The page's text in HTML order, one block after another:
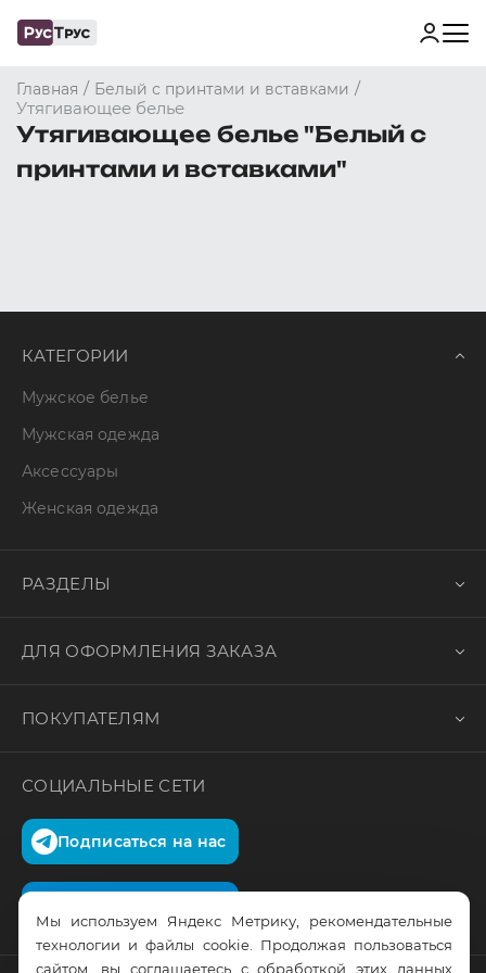
Главная / Белый с принтами и вставками /
Утягивающее белье
Утягивающее белье "Белый с
принтами и вставками"
КАТЕГОРИИ
Мужское белье
Мужская одежда
Аксессуары
Женская одежда
РАЗДЕЛЫ
ДЛЯ ОФОРМЛЕНИЯ ЗАКАЗА
ПОКУПАТЕЛЯМ
СОЦИАЛЬНЫЕ СЕТИ
Подписаться на нас
Мы используем Яндекс Метрику, рекомендательные
технологии и файлы cookie. Продолжая пользоваться
сайтом, вы соглашаетесь с обработкой этих данных